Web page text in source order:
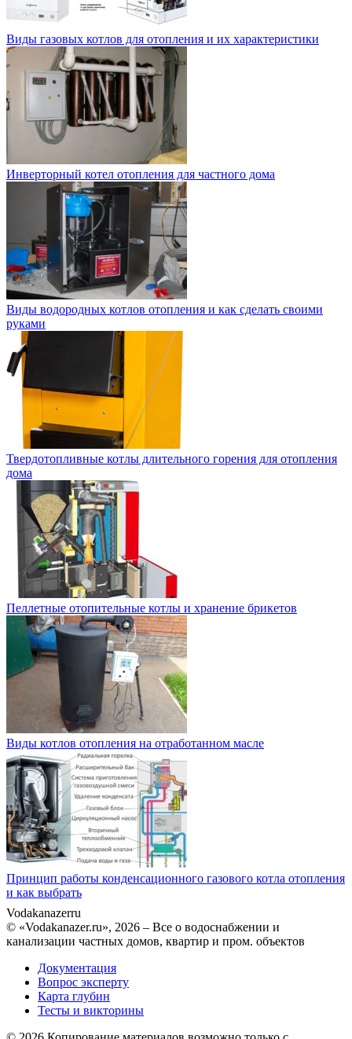
Виды газовых котлов для отопления и их характеристики
Инверторный котел отопления для частного дома
Виды водородных котлов отопления и как сделать своими
руками
Твердотопливные котлы длительного горения для отопления
дома
Пеллетные отопительные котлы и хранение брикетов
Виды котлов отопления на отработанном масле
Принцип работы конденсационного газового котла отопления
и как выбрать
Vodakanazerru
© «Vodakanazer.ru», 2026 – Все о водоснабжении и
канализации частных домов, квартир и пром. объектов
Документация
Вопрос эксперту
Карта глубин
Тесты и викторины